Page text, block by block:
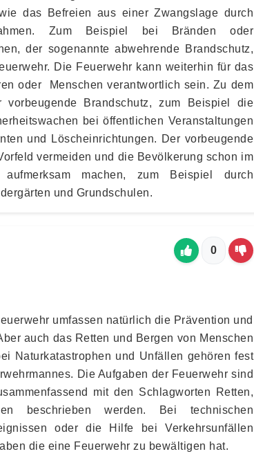
das Befreien aus einer Zwangslage durch
Zum Beispiel bei Bränden oder
der sogenannte abwehrende Brandschutz,
Die Feuerwehr kann weiterhin für das
oder Menschen verantwortlich sein. Zu dem
vorbeugende Brandschutz, zum Beispiel die
bei öffentlichen Veranstaltungen
und Löscheinrichtungen. Der vorbeugende
vermeiden und die Bevölkerung schon im
machen, zum Beispiel durch
und Grundschulen.
0
umfassen natürlich die Prävention und
auch das Retten und Bergen von Menschen
Naturkatastrophen und Unfällen gehören fest
Die Aufgaben der Feuerwehr sind
mit den Schlagworten Retten,
beschrieben werden. Bei technischen
oder die Hilfe bei Verkehrsunfällen
die eine Feuerwehr zu bewältigen hat.